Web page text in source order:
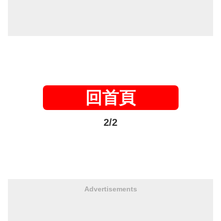
回首頁
2/2
Advertisements